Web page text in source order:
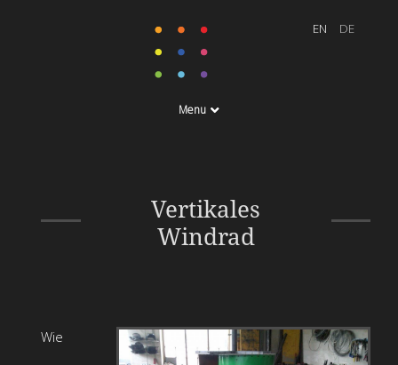
Menu
Vertikales
Windrad
zur Wasserversorgung
eines
Gemeinschaftsgarten
Wie